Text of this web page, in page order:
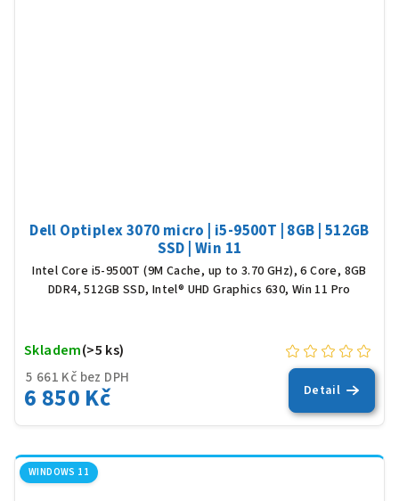
Dell Optiplex 3070 micro | i5-9500T | 8GB | 512GB
SSD | Win 11
Intel Core i5-9500T (9M Cache, up to 3.70 GHz), 6 Core, 8GB
DDR4, 512GB SSD, Intel® UHD Graphics 630, Win 11 Pro
5 661 Kč bez DPH
6 850 Kč
Skladem(>5 ks)
Detail
WINDOWS 11